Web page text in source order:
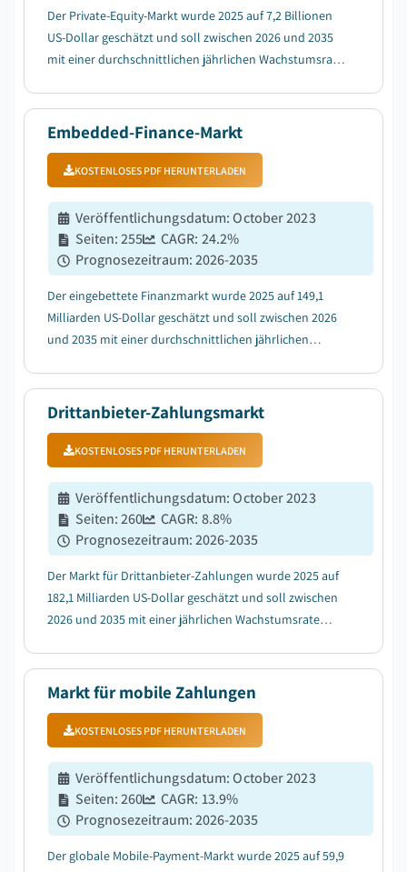
Der Private-Equity-Markt wurde 2025 auf 7,2 Billionen
US-Dollar geschätzt und soll zwischen 2026 und 2035
mit einer durchschnittlichen jährlichen Wachstumsrate
Embedded-Finance-Markt
KOSTENLOSES PDF HERUNTERLADEN
Veröffentlichungsdatum:October 2023
Seiten:255 CAGR: 24.2%
Prognosezeitraum:2026-2035
Der eingebettete Finanzmarkt wurde 2025 auf 149,1
Milliarden US-Dollar geschätzt und soll zwischen 2026
und 2035 mit einer durchschnittlichen jährlichen
kontextbewussten Finanzdienstleistungen am Point of
Drittanbieter-Zahlungsmarkt
KOSTENLOSES PDF HERUNTERLADEN
Veröffentlichungsdatum:October 2023
Seiten:260 CAGR: 8.8%
Prognosezeitraum:2026-2035
Der Markt für Drittanbieter-Zahlungen wurde 2025 auf
182,1 Milliarden US-Dollar geschätzt und soll zwischen
2026 und 2035 mit einer jährlichen Wachstumsrate
mobilen Geldbörsen....
Markt für mobile Zahlungen
KOSTENLOSES PDF HERUNTERLADEN
Veröffentlichungsdatum:October 2023
Seiten:260 CAGR: 13.9%
Prognosezeitraum:2026-2035
Der globale Mobile-Payment-Markt wurde 2025 auf 59,9